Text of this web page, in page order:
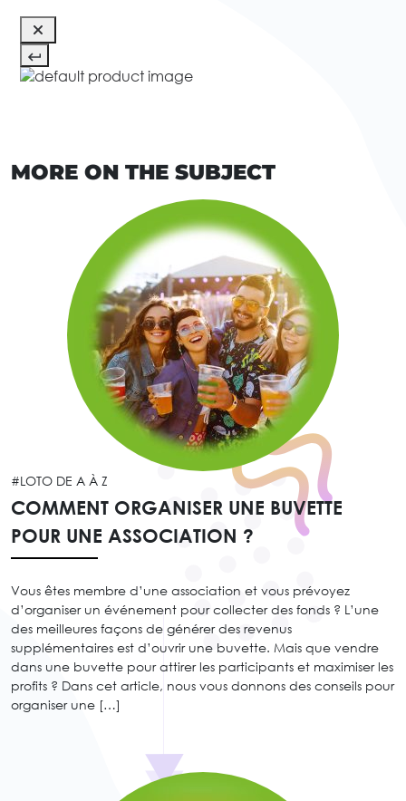
MORE ON THE SUBJECT
#LOTO DE A À Z
COMMENT ORGANISER UNE BUVETTE
POUR UNE ASSOCIATION ?
Vous êtes membre d’une association et vous prévoyez
d’organiser un événement pour collecter des fonds ? L’une
des meilleures façons de générer des revenus
supplémentaires est d’ouvrir une buvette. Mais que vendre
dans une buvette pour attirer les participants et maximiser les
profits ? Dans cet article, nous vous donnons des conseils pour
organiser une […]